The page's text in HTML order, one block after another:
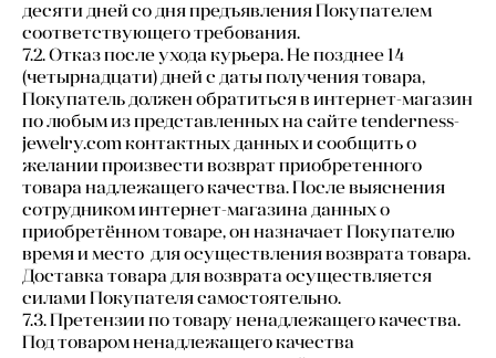
десяти дней со дня предъявления Покупателем
соответствующего требования.
7.2. Отказ после ухода курьера. Не позднее 14
(четырнадцати) дней с даты получения товара,
Покупатель должен обратиться в интернет-магазин
по любым из представленных на сайте tenderness-
jewelry.com контактных данных и сообщить о
желании произвести возврат приобретенного
товара надлежащего качества. После выяснения
сотрудником интернет-магазина данных о
приобретённом товаре, он назначает Покупателю
время и место для осуществления возврата товара.
Доставка товара для возврата осуществляется
силами Покупателя самостоятельно.
7.3. Претензии по товару ненадлежащего качества.
Под товаром ненадлежащего качества